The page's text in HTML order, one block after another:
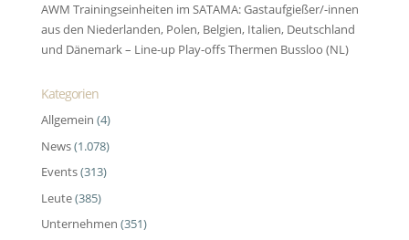
AWM Trainingseinheiten im SATAMA: Gastaufgießer/-innen
aus den Niederlanden, Polen, Belgien, Italien, Deutschland
und Dänemark – Line-up Play-offs Thermen Bussloo (NL)
Kategorien
Allgemein (4)
News(1.078)
Events(313)
Leute(385)
Unternehmen (351)